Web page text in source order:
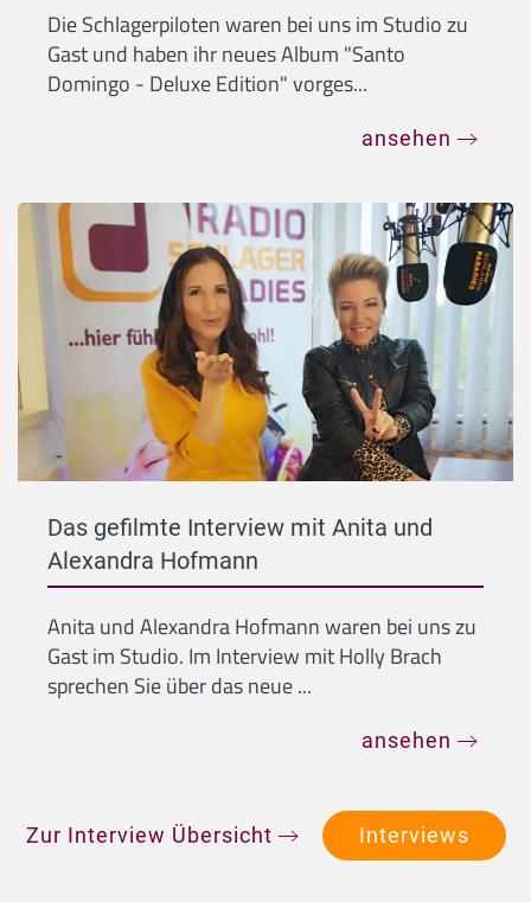
Die Schlagerpiloten waren bei uns im Studio zu
Gast und haben ihr neues Album "Santo
Domingo - Deluxe Edition" vorges...
ansehen
Das gefilmte Interview mit Anita und
Alexandra Hofmann
Anita und Alexandra Hofmann waren bei uns zu
Gast im Studio. Im Interview mit Holly Brach
sprechen Sie über das neue ...
ansehen
Zur Interview Übersicht Interviews